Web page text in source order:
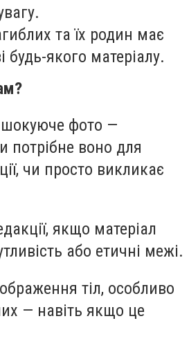
та їх родин має
будь-якого матеріалу.
фото —
потрібне воно для
чи просто викликає
якщо матеріал
або етичні межі.
тіл, особливо
— навіть якщо це